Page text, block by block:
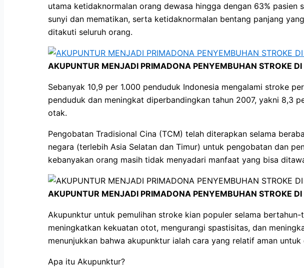
utama ketidaknormalan orang dewasa hingga dengan 63%
sunyi dan mematikan, serta ketidaknormalan bentang panjang
ditakuti seluruh orang.
AKUPUNTUR MENJADI PRIMADONA PENYEMBUHAN STROKE
Sebanyak 10,9 per 1.000 penduduk Indonesia mengalami stroke
penduduk dan meningkat diperbandingkan tahun 2007, yakni 8,3
otak.
Pengobatan Tradisional Cina (TCM) telah diterapkan selama
negara (terlebih Asia Selatan dan Timur) untuk pengobatan dan
kebanyakan orang masih tidak menyadari manfaat yang bisa
AKUPUNTUR MENJADI PRIMADONA PENYEMBUHAN STROKE
Akupunktur untuk pemulihan stroke kian populer selama
meningkatkan kekuatan otot, mengurangi spastisitas, dan
menunjukkan bahwa akupunktur ialah cara yang relatif aman
Apa itu Akupunktur?